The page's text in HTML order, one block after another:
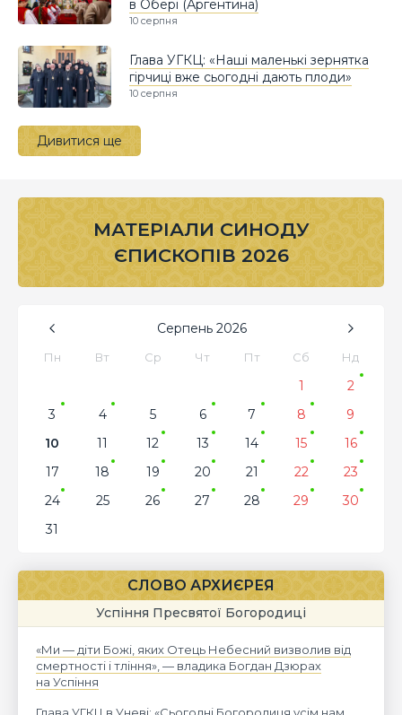
в Обері (Аргентина)
10 серпня
Глава УГКЦ: «Наші маленькі зернятка
гірчиці вже сьогодні дають плоди»
10 серпня
Дивитися ще
МАТЕРІАЛИ СИНОДУ
ЄПИСКОПІВ 2026
Серпень 2026
Пн Вт Ср Чт Пт Сб Нд
1
2
3
4 5 6 7 8
9
10
11 12 13 14 15
16
17
18 19 20 21 22
23
24
25 26 27 28 29
30
31
СЛОВО АРХИЄРЕЯ
Успіння Пресвятої Богородиці
«Ми — діти Божі, яких Отець Небесний визволив від
смертності і тління», — владика Богдан Дзюрах
на Успіння
Глава УГКЦ в Уневі: «Сьогодні Богородиця усім нам